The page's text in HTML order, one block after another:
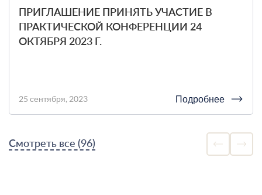
ПРИГЛАШЕНИЕ ПРИНЯТЬ УЧАСТИЕ В
ПРАКТИЧЕСКОЙ КОНФЕРЕНЦИИ 24
ОКТЯБРЯ 2023 Г.
25 сентября, 2023 Подробнее
Смотреть все (96)